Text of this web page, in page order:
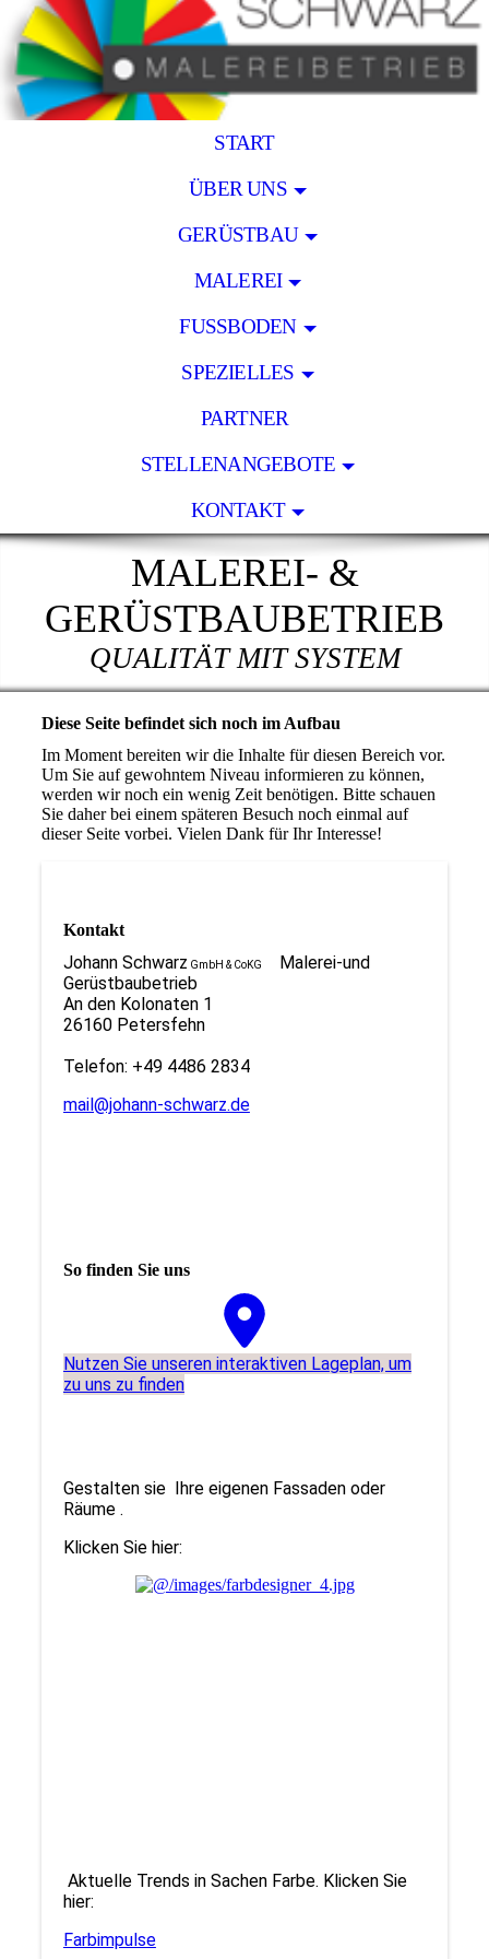
START
ÜBER UNS
GERÜSTBAU
MALEREI
FUSSBODEN
SPEZIELLES
PARTNER
STELLENANGEBOTE
KONTAKT
MALEREI- &
GERÜSTBAUBETRIEB
QUALITÄT MIT SYSTEM
Diese Seite befindet sich noch im Aufbau
Im Moment bereiten wir die Inhalte für diesen Bereich vor.
Um Sie auf gewohntem Niveau informieren zu können,
werden wir noch ein wenig Zeit benötigen. Bitte schauen
Sie daher bei einem späteren Besuch noch einmal auf
dieser Seite vorbei. Vielen Dank für Ihr Interesse!
Kontakt
Johann Schwarz GmbH & CoKG
Malerei-und
Gerüstbaubetrieb
An den Kolonaten 1
26160 Petersfehn
Telefon: +49 4486 2834
mail@johann-schwarz.de
So finden Sie uns
Nutzen Sie unseren interaktiven La­ge­plan, um
zu uns zu finden
Gestalten sie Ihre eigenen Fassaden oder
Räume .
Klicken Sie hier:
Aktuelle Trends in Sachen Farbe. Klicken Sie
hier:
Farbimpulse